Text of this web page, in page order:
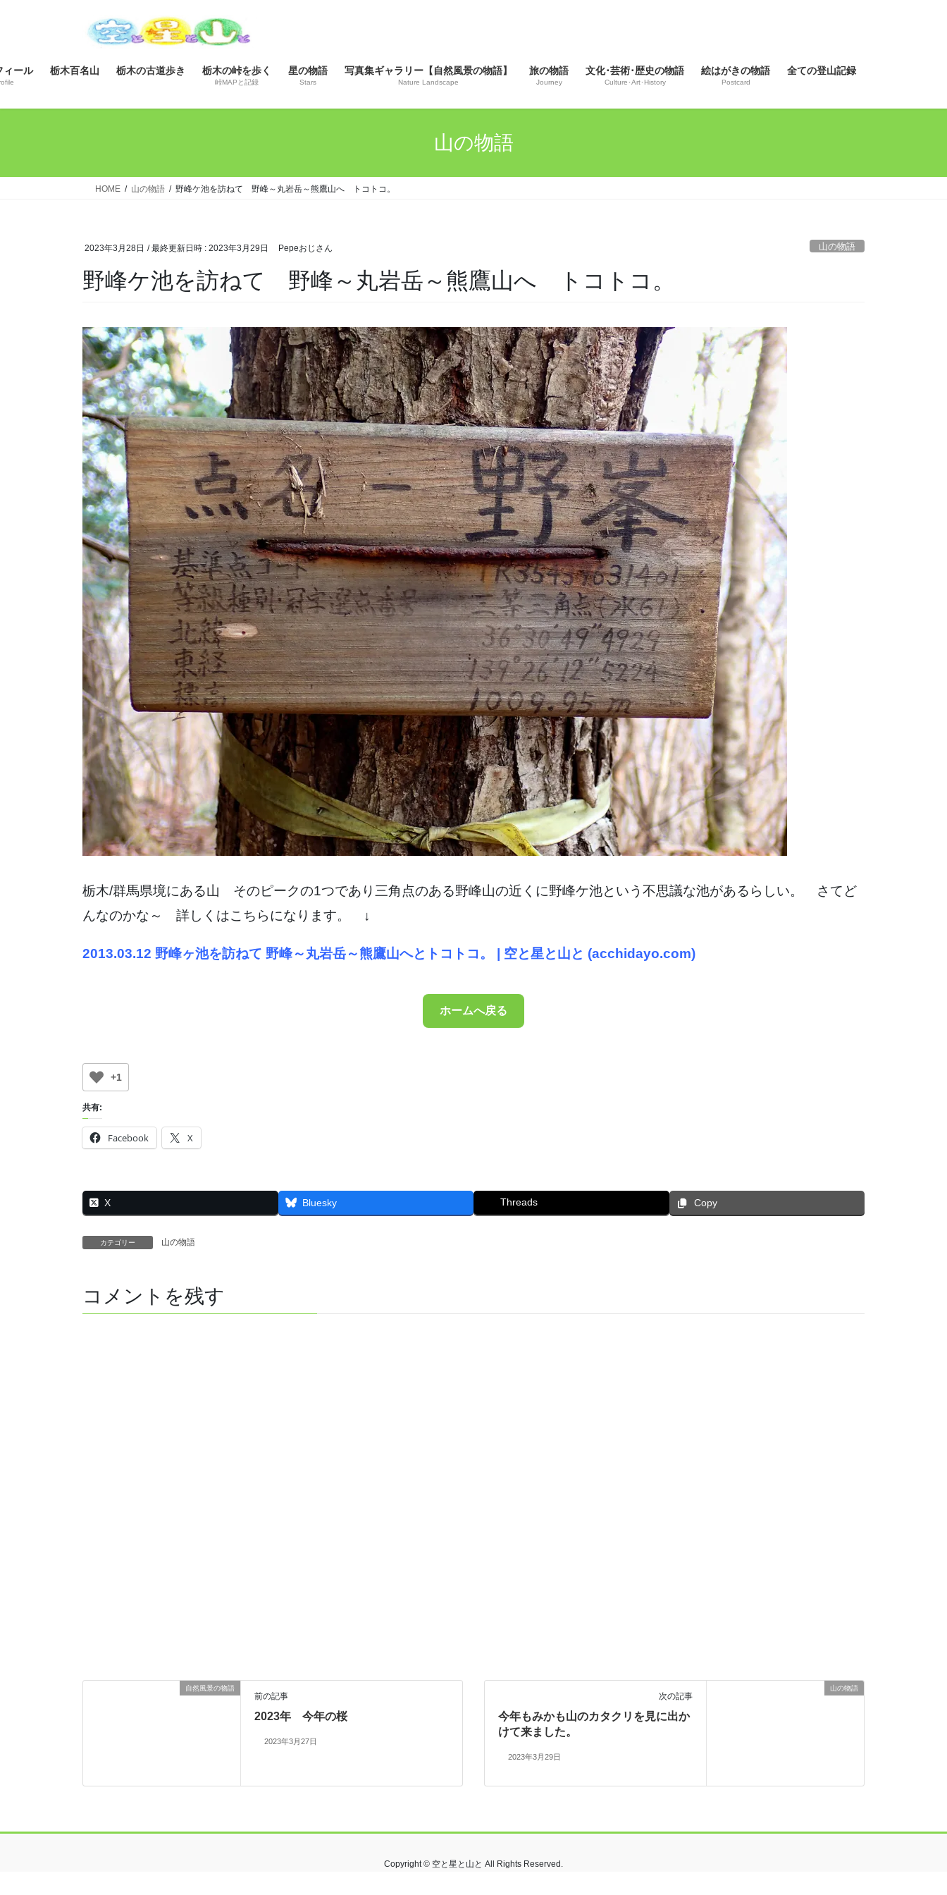
ツ
ス
シ
ン
ィール 栃木百名山 栃木の古道歩き 栃木の峠を歩く
峠MAPと記録
星の物語
Stars
写真集ギャラリー【自然風景の物語】
Nature Landscape
旅の物語
Journey
文化･芸術･歴史の物語
Culture･Art･History
絵はがきの物語
Postcard
全ての登山記録
山の物語
HOME 山の物語 野峰ケ池を訪ねて 野峰～丸岩岳～熊鷹山へ トコトコ。
2023年3月28日 / 最終更新日時 : 2023年3月29日 Pepeおじさん 山の物語
野峰ケ池を訪ねて 野峰～丸岩岳～熊鷹山へ トコトコ。
栃木/群馬県境にある山 そのピークの1つであり三角点のある野峰山の近くに野峰ケ池という不思議な池があるらしい。 さてど
んなのかな～ 詳しくはこちらになります。 ↓
2013.03.12 野峰ヶ池を訪ねて 野峰～丸岩岳～熊鷹山へとトコトコ。 | 空と星と山と (acchidayo.com)
ホームへ戻る
+1
共有:
Facebook X
X Bluesky Threads Copy
カテゴリー 山の物語
コメントを残す
自然風景の物語
前の記事
2023年 今年の桜
2023年3月27日
山の物語
次の記事
今年もみかも山のカタクリを見に出か
けて来ました。
2023年3月29日
Copyright © 空と星と山と All Rights Reserved.